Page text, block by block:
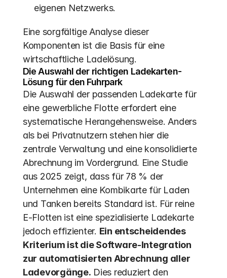
eigenen Netzwerks.
Eine sorgfältige Analyse dieser
Komponenten ist die Basis für eine
wirtschaftliche Ladelösung.
Die Auswahl der richtigen Ladekarten-
Lösung für den Fuhrpark
Die Auswahl der passenden Ladekarte für
eine gewerbliche Flotte erfordert eine
systematische Herangehensweise. Anders
als bei Privatnutzern stehen hier die
zentrale Verwaltung und eine konsolidierte
Abrechnung im Vordergrund. Eine Studie
aus 2025 zeigt, dass für 78 % der
Unternehmen eine Kombikarte für Laden
und Tanken bereits Standard ist. Für reine
E-Flotten ist eine spezialisierte Ladekarte
jedoch effizienter. Ein entscheidendes
Kriterium ist die Software-Integration
zur automatisierten Abrechnung aller
Ladevorgänge. Dies reduziert den